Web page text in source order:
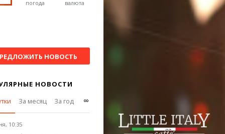
погода
EUR валюта
НОВОСТЬ
НОВОСТИ
За месяц За год ∞
10:35